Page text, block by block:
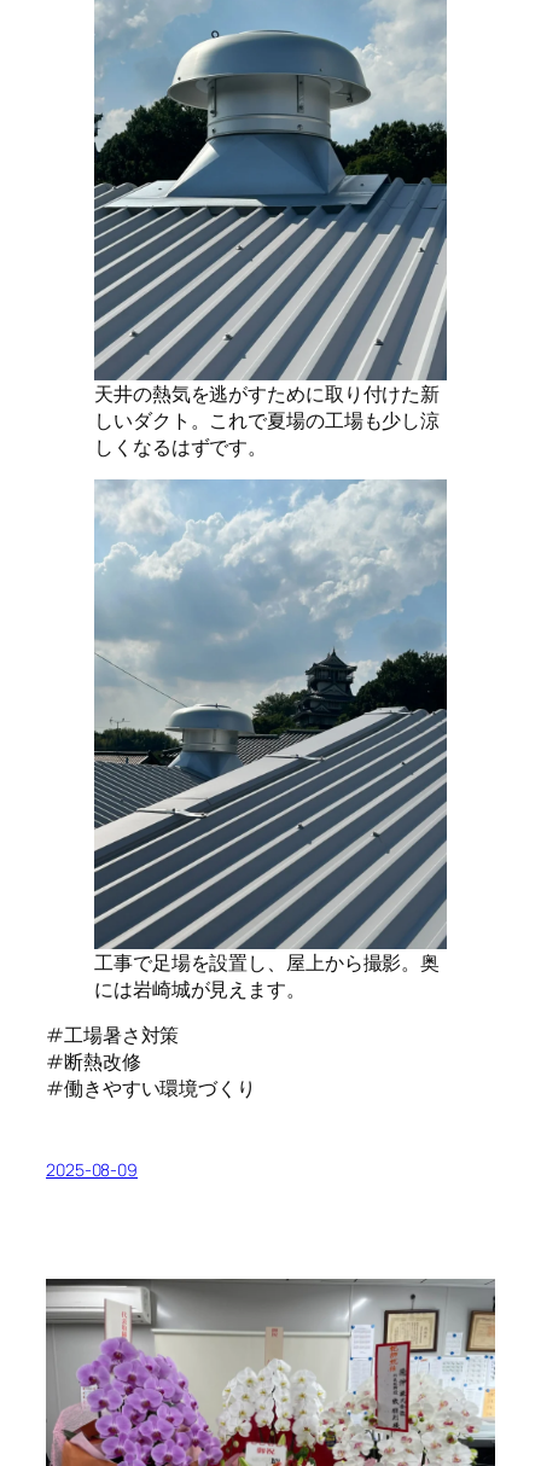
天井の熱気を逃がすために取り付けた新
しいダクト。これで夏場の工場も少し涼
しくなるはずです。
工事で足場を設置し、屋上から撮影。奥
には岩崎城が見えます。
#工場暑さ対策
#断熱改修
#働きやすい環境づくり
2025-08-09